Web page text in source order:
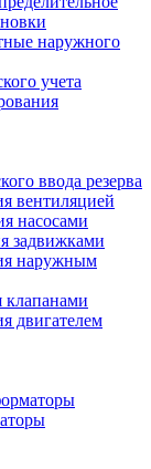
наружного
учета
ввода резерва
насосами
задвижками
наружным